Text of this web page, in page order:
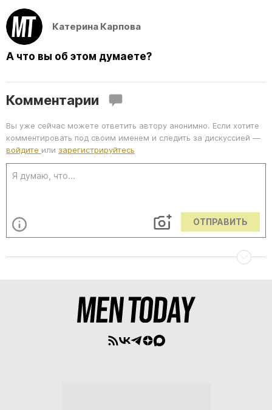
Катерина Карпова
А что вы об этом думаете?
Комментарии
Вы уже сейчас можете ответить автору анонимно. Если хотите
комментировать под своим именем и следить за дискуссией —
войдите или зарегистрируйтесь
ОТПРАВИТЬ